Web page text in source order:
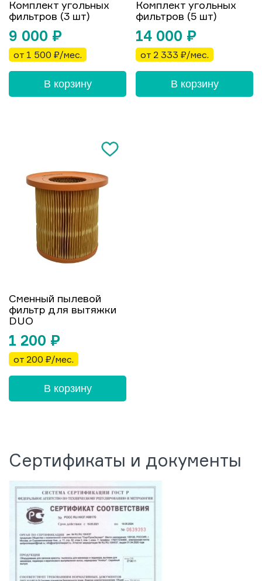
Комплект угольных
фильтров (3 шт)
9 000 ₽
от 1 500 ₽/мес.
В корзину
Комплект угольных
фильтров (5 шт)
14 000 ₽
от 2 333 ₽/мес.
В корзину
Сменный пылевой
фильтр для вытяжки
DUO
1 200 ₽
от 200 ₽/мес.
В корзину
Сертификаты и документы